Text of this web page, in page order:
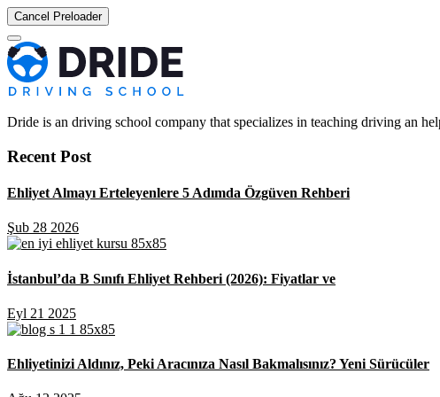
Cancel Preloader
Dride is an driving school company that specializes in teaching driving an
Recent Post
Ehliyet Almayı Erteleyenlere 5 Adımda Özgüven Rehberi
Şub 28 2026
İstanbul’da B Sınıfı Ehliyet Rehberi (2026): Fiyatlar ve
Eyl 21 2025
Ehliyetinizi Aldınız, Peki Aracınıza Nasıl Bakmalısınız? Yeni Sürücüler